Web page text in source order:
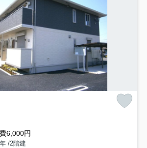
6,000円
/2階建